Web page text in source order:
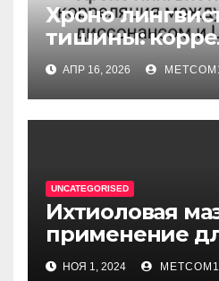
Хроно
тишины:
между
диссонансом и
единицу
АПР 16, 2026
UNCATEGORISED
Ихтиоловая
применение
фурункулов
НОЯ 1, 2024